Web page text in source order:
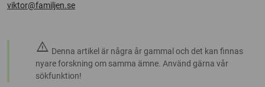
viktor@familjen.se
warning Denna artikel är några år gammal och det kan finnas
nyare forskning om samma ämne. Använd gärna vår
sökfunktion!